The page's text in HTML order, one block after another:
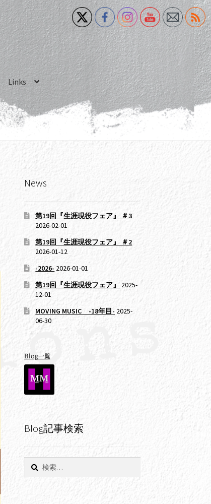
Links
News
第19回『生涯現役フェア』 ＃3
2026-02-01
第19回『生涯現役フェア』 ＃2
2026-01-12
-2026- 2026-01-01
第19回『生涯現役フェア』
2025-
12-01
MOVING MUSIC -18年目- 2025-
06-30
Blog一覧
Blog記事検索